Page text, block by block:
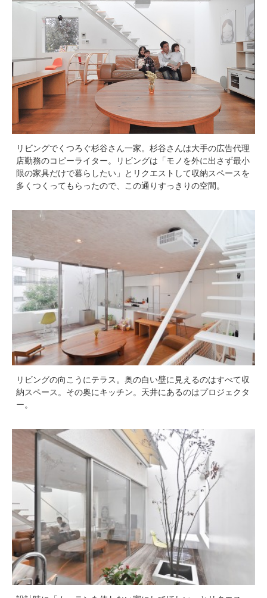
リビングでくつろぐ杉谷さん一家。杉谷さんは大手の広告代理
店勤務のコピーライター。リビングは「モノを外に出さず最小
限の家具だけで暮らしたい」とリクエストして収納スペースを
多くつくってもらったので、この通りすっきりの空間。
リビングの向こうにテラス。奥の白い壁に見えるのはすべて収
納スペース。その奥にキッチン。天井にあるのはプロジェクタ
ー。